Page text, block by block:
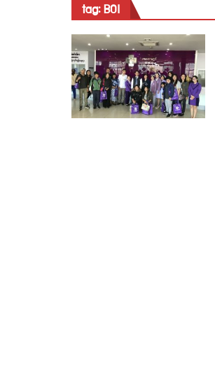
tag: BOI